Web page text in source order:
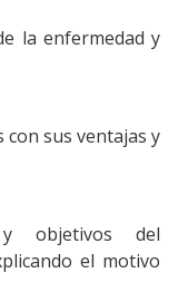
la enfermedad y
con sus ventajas y
y objetivos del
el motivo